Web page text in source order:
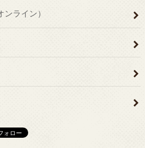
ライン）